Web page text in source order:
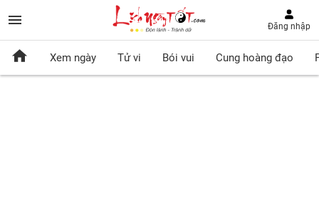
Đăng nhập
Xem ngày Tử vi Bói vui Cung hoàng đạo